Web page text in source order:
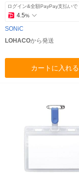
ログイン&全額PayPay支払いで
4.5%
SONiC
LOHACOから発送
カートに入れる